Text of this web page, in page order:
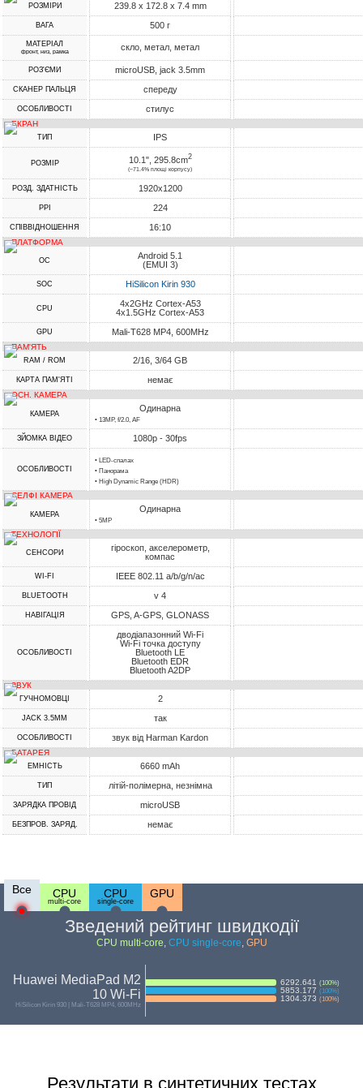
РОЗМІРИ 239.8 x 172.8 x 7.4 mm
ВАГА 500 г
МАТЕРІАЛ
фронт, низ, рамка скло, метал, метал
РОЗ'ЄМИ microUSB, jack 3.5mm
СКАНЕР ПАЛЬЦЯ спереду
ОСОБЛИВОСТІ стилус
ЕКРАН
ТИП IPS
РОЗМІР 10.1", 295.8cm2
(~71.4% площі корпусу)
РОЗД. ЗДАТНІСТЬ 1920x1200
PPI 224
СПІВВІДНОШЕННЯ 16:10
ПЛАТФОРМА
ОС
Android 5.1
(EMUI 3)
SOC HiSilicon Kirin 930
CPU
4x2GHz Cortex-A53
4x1.5GHz Cortex-A53
GPU Mali-T628 MP4, 600MHz
ПАМ'ЯТЬ
RAM / ROM 2/16, 3/64 GB
КАРТА ПАМ'ЯТІ немає
ОСН. КАМЕРА
КАМЕРА
Одинарна
• 13MP, f/2.0, AF
ЗЙОМКА ВІДЕО 1080p - 30fps
ОСОБЛИВОСТІ
• LED-спалах
• Панорама
• High Dynamic Range (HDR)
СЕЛФІ КАМЕРА
КАМЕРА
Одинарна
• 5MP
ТЕХНОЛОГІЇ
СЕНСОРИ
гіроскоп, акселерометр,
компас
WI-FI IEEE 802.11 a/b/g/n/ac
BLUETOOTH v 4
НАВІГАЦІЯ GPS, A-GPS, GLONASS
ОСОБЛИВОСТІ
дводіапазонний Wi-Fi
Wi-Fi точка доступу
Bluetooth LE
Bluetooth EDR
Bluetooth A2DP
ЗВУК
ГУЧНОМОВЦІ 2
JACK 3.5MM так
ОСОБЛИВОСТІ звук від Harman Kardon
БАТАРЕЯ
ЕМНІСТЬ 6660 mAh
ТИП літій-полімерна, незнімна
ЗАРЯДКА ПРОВІД microUSB
БЕЗПРОВ. ЗАРЯД. немає
Все CPU
multi-core
CPU
single-core
GPU
Зведений рейтинг швидкодії
CPU multi-core, CPU single-core, GPU
Huawei MediaPad M2
10 Wi-Fi
HiSilicon Kirin 930 | Mali-T628 MP4, 600MHz
6292.641 (100%)
5853.177 (100%)
1304.373 (100%)
Результати в синтетичних тестах